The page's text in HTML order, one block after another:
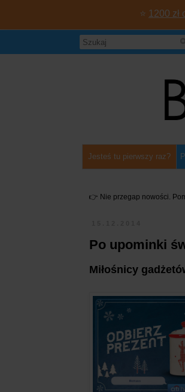
⭐ 1200 zł
Jesteś tu pierwszy raz?
👉 Nie przegap nowości.
Po upominki
Miłośnicy